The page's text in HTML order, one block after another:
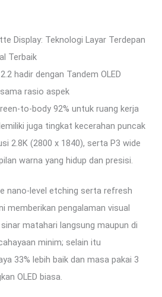
Display: Teknologi Layar Terdepan
Terbaik
hadir dengan Tandem OLED
rasio aspek
to-body 92% untuk ruang kerja
juga tingkat kecerahan puncak
2.8K (2800 x 1840), serta P3 wide
warna yang hidup dan presisi.
nano-level etching serta refresh
memberikan pengalaman visual
matahari langsung maupun di
minim; selain itu
33% lebih baik dan masa pakai 3
OLED biasa.